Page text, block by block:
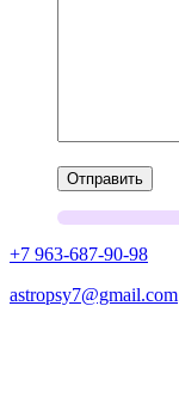
+7 963-687-90-98
astropsy7@gmail.com